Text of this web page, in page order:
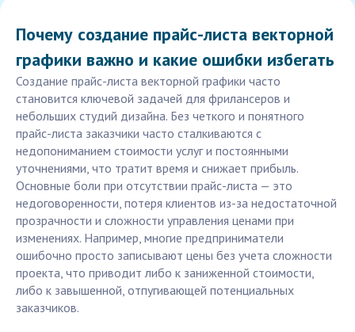
Почему создание прайс-листа векторной
графики важно и какие ошибки избегать
Создание прайс-листа векторной графики часто
становится ключевой задачей для фрилансеров и
небольших студий дизайна. Без четкого и понятного
прайс-листа заказчики часто сталкиваются с
недопониманием стоимости услуг и постоянными
уточнениями, что тратит время и снижает прибыль.
Основные боли при отсутствии прайс-листа — это
недоговоренности, потеря клиентов из-за недостаточной
прозрачности и сложности управления ценами при
изменениях. Например, многие предприниматели
ошибочно просто записывают цены без учета сложности
проекта, что приводит либо к заниженной стоимости,
либо к завышенной, отпугивающей потенциальных
заказчиков.